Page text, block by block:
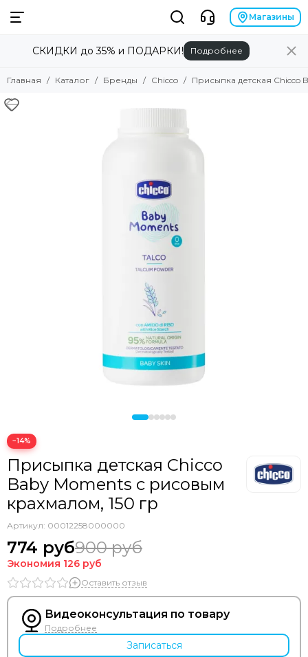
Смотреть все товары
Angela Bella
Doona
Drema BabyDou
Ducle
Ellipse
Elodie
GB
Hartan
Happy Baby
Heorshe
Hoppi
Incanto
Inglesina
Магазины
СКИДКИ до 35% и ПОДАРКИ! Подробнее
Главная Каталог Бренды Chicco Присыпка детская Chicco
−14%
Присыпка детская Chicco
Baby Moments с рисовым
крахмалом, 150 гр
Артикул: 00012258000000
774 руб900 руб
Экономия 126 руб
Оставить отзыв
Видеоконсультация по товару
Подробнее
Записаться